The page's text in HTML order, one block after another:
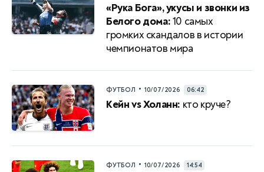
«Рука Бога», укусы и звонки из
Белого дома:10 самых
громких скандалов в истории
чемпионатов мира
ФУТБОЛ • 10/07/2026 06:42
Кейн vs Холанн: кто круче?
ФУТБОЛ • 10/07/2026 14:54